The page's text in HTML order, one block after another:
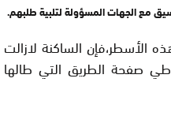
مع الجهات المسؤولة لتلبية طلبهم.
الأسطر،فإن الساكنة لازالت
صفحة الطريق التي طالها